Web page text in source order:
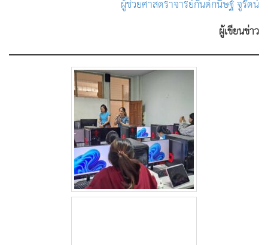
ผู้ช่วยศาสตราจารย์กันต์กนิษฐ์ จูรัตน์
ผู้เขียนข่าว